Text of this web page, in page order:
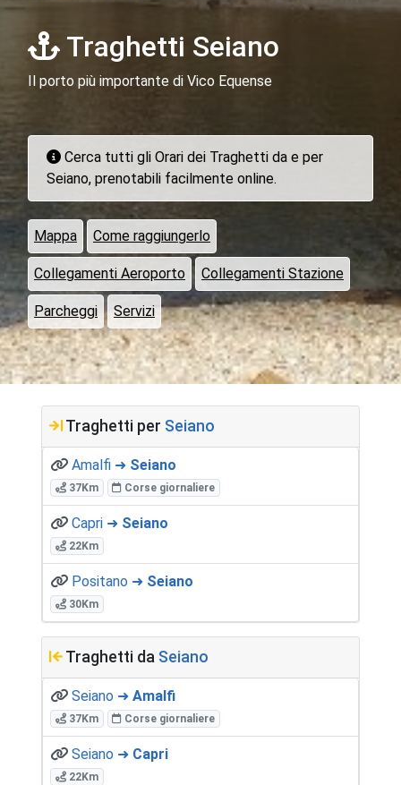
Traghetti Seiano
Il porto più importante di Vico Equense
Cerca tutti gli Orari dei Traghetti da e per
Seiano, prenotabili facilmente online.
Mappa Come raggiungerlo
Collegamenti Aeroporto Collegamenti Stazione
Parcheggi Servizi
Traghetti per Seiano
Amalfi ➜ Seiano
37Km Corse giornaliere
Capri ➜ Seiano
22Km
Positano ➜ Seiano
30Km
Traghetti da Seiano
Seiano ➜ Amalfi
37Km Corse giornaliere
Seiano ➜ Capri
22Km